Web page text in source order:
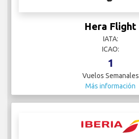
Hera Flight
IATA:
ICAO:
1
Vuelos Semanales
Más información